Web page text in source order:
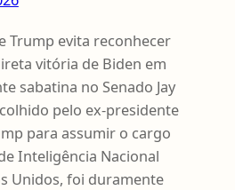
Trump evita reconhecer
vitória de Biden em
sabatina no Senado Jay
pelo ex-presidente
para assumir o cargo
Inteligência Nacional
Unidos, foi duramente